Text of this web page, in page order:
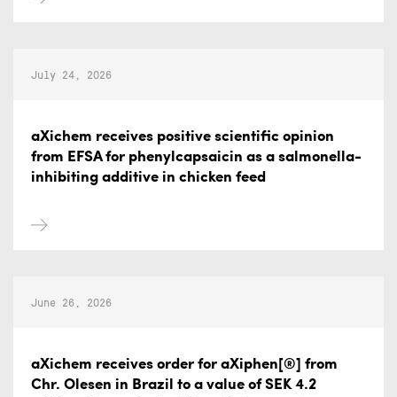
July 24, 2026
aXichem receives positive scientific opinion
from EFSA for phenylcapsaicin as a salmonella-
inhibiting additive in chicken feed
June 26, 2026
aXichem receives order for aXiphen[®] from
Chr. Olesen in Brazil to a value of SEK 4.2